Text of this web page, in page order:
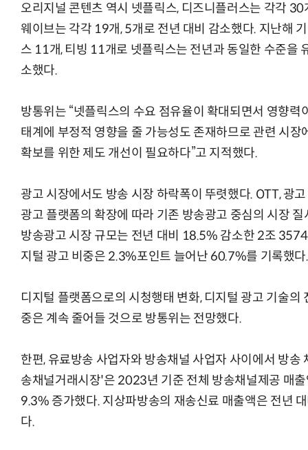
오리지널 콘텐츠 역시 넷플릭스, 디즈니플러스는 각각
웨이브는 각각 19개, 5개로 전년 대비 감소했다. 지난해
스 11개, 티빙 11개로 넷플릭스는 전년과 동일한 수준을
소했다.
방통위는 “넷플릭스의 수요 점유율이 확대되면서 영향력
태계에 부정적 영향을 줄 가능성도 존재하므로 관련 시
확보를 위한 제도 개선이 필요하다”고 지적했다.
광고 시장에서도 방송 시장 하락폭이 뚜렷했다. OTT, 광
광고 플랫폼의 확장에 따라 기존 방송광고 중심의 시장
방송광고 시장 규모는 전년 대비 18.5% 감소한 2조
지털 광고 비중은 2.3%포인트 늘어난 60.7%를 기록했다.
디지털 플랫폼으로의 시청행태 변화, 디지털 광고 기술
중은 계속 줄어들 것으로 방통위는 전망했다.
한편, 유료방송 사업자와 방송채널 사업자 사이에서 방
송채널거래시장'은 2023년 기준 전체 방송채널제공 매
9.3% 증가했다. 지상파방송의 재송신료 매출액은 전년
다.
반려견 유골을 우주에 뿌렸다…GPS 추적기로 회수까지 성공